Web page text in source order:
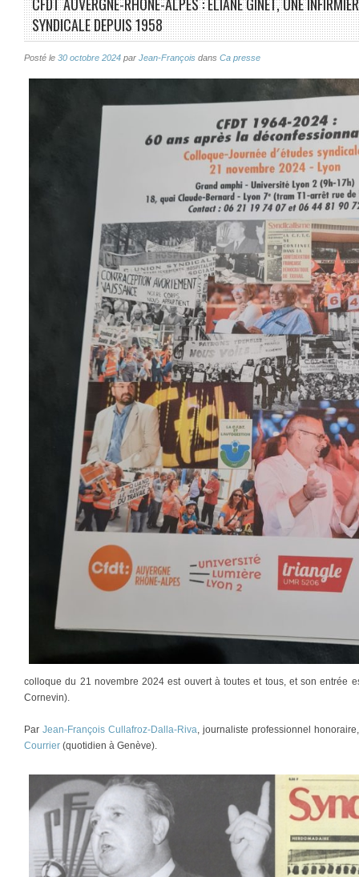
SYNDICALE DEPUIS 1958
Posté le 30 octobre 2024 par Jean-François dans Ca presse
colloque du 21 novembre 2024 est ouvert à toutes et tous, et son entrée
Cornevin).
Par Jean-François Cullafroz-Dalla-Riva , journaliste professionnel
Courrier (quotidien à Genève).